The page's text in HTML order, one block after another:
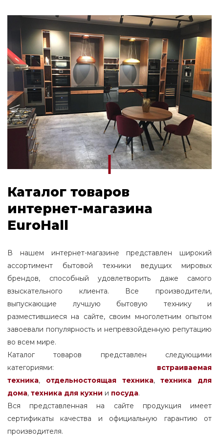
Каталог товаров
интернет-магазина
EuroHall
В нашем интернет-магазине представлен широкий
ассортимент бытовой техники ведущих мировых
брендов, способный удовлетворить даже самого
взыскательного клиента. Все производители,
выпускающие лучшую бытовую технику и
разместившиеся на сайте, своим многолетним опытом
завоевали популярность и непревзойденную репутацию
во всем мире.
Каталог товаров представлен следующими
категориями: встраиваемая
техника, отдельностоящаятехника,
техника для
дома, техника для кухни и посуда.
Вся представленная на сайте продукция имеет
сертификаты качества и официальную гарантию от
производителя.